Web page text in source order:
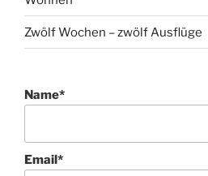
Zwölf Wochen – zwölf Ausflüge
Name*
Email*